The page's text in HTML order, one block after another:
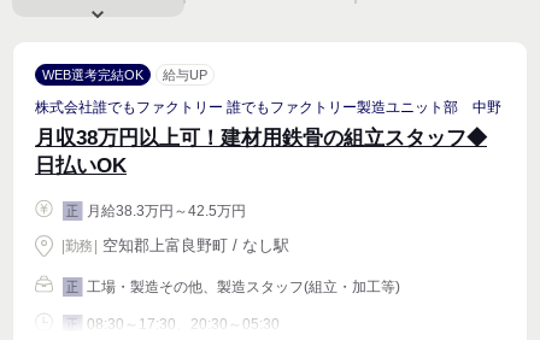
WEB選考完結OK 給与UP
株式会社誰でもファクトリー 誰でもファクトリー製造ユニット部 中野
月収38万円以上可！建材用鉄骨の組立スタッフ◆
日払いOK
正 月給38.3万円～42.5万円
|勤務 空知郡上富良野町 / なし駅
正 工場・製造その他、製造スタッフ(組立・加工等)
正 08:30～17:30、20:30～05:30